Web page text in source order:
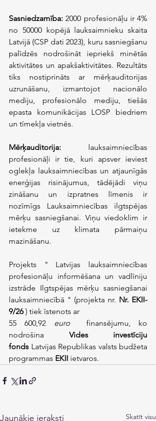
Sasniedzamība: 2000 profesionāļu ir 4%
no 50000 kopējā lauksaimnieku skaita
Latvijā (CSP dati 2023), kuru sasniegšanu
palīdzēs nodrošināt iepriekš minētās
aktivitātes un apakšaktivitātes. Rezultāts
tiks nostiprināts ar mērķauditorijas
uzrunāšanu, izmantojot nacionālo
mediju, profesionālo mediju, tiešās
epasta komunikācijas LOSP biedriem
un tīmekļa vietnēs.
Mērķauditorija: lauksaimniecības
profesionāļi ir tie, kuri apsver ieviest
oglekļa lauksaimniecības un atjaunīgās
enerģijas risinājumus, tādējādi viņu
zināšanu un izpratnes līmenis ir
nozīmīgs Lauksaimniecības ilgtspējas
mērķu sasniegšanai. Viņu viedoklim ir
ietekme uz klimata pārmaiņu
mazināšanu.
Projekts " Latvijas lauksaimniecības
profesionāļu informēšana un vadlīniju
izstrāde Ilgtspējas mērķu sasniegšanai
lauksaimniecībā " (projekta nr. Nr. EKII-
9/26 ) tiek īstenots ar
55 600,92
euro
finansējumu, ko
nodrošina Vides investīciju
fonds Latvijas Republikas valsts budžeta
programmas EKII ietvaros.
Jaunākie ieraksti Skatīt visu